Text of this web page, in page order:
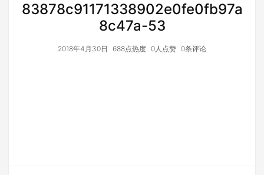
83878c91171338902e0fe0fb97a
8c47a-53
2018年4月30日 688点热度 0人点赞 0条评论